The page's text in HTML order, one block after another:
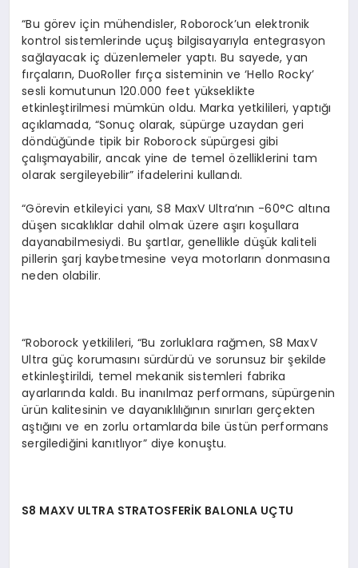
“Bu görev için mühendisler, Roborock’un elektronik
kontrol sistemlerinde uçuş bilgisayarıyla entegrasyon
sağlayacak iç düzenlemeler yaptı. Bu sayede, yan
fırçaların, DuoRoller fırça sisteminin ve ‘Hello Rocky’
sesli komutunun 120.000 feet yükseklikte
etkinleştirilmesi mümkün oldu. Marka yetkilileri, yaptığı
açıklamada, “Sonuç olarak, süpürge uzaydan geri
döndüğünde tipik bir Roborock süpürgesi gibi
çalışmayabilir, ancak yine de temel özelliklerini tam
olarak sergileyebilir” ifadelerini kullandı.
“Görevin etkileyici yanı, S8 MaxV Ultra’nın -60°C altına
düşen sıcaklıklar dahil olmak üzere aşırı koşullara
dayanabilmesiydi. Bu şartlar, genellikle düşük kaliteli
pillerin şarj kaybetmesine veya motorların donmasına
neden olabilir.
“Roborock yetkilileri, “Bu zorluklara rağmen, S8 MaxV
Ultra güç korumasını sürdürdü ve sorunsuz bir şekilde
etkinleştirildi, temel mekanik sistemleri fabrika
ayarlarında kaldı. Bu inanılmaz performans, süpürgenin
ürün kalitesinin ve dayanıklılığının sınırları gerçekten
aştığını ve en zorlu ortamlarda bile üstün performans
sergilediğini kanıtlıyor” diye konuştu.
S8 MAXV ULTRA STRATOSFERİK BALONLA UÇTU